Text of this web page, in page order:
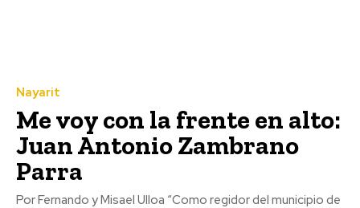
Nayarit
Me voy con la frente en alto:
Juan Antonio Zambrano
Parra
Por Fernando y Misael Ulloa “Como regidor del municipio de